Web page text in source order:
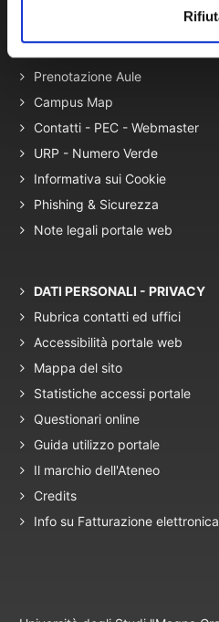
Prenotazione Aule
Campus Map
Contatti - PEC - Webmaster
URP - Numero Verde
Informativa sui Cookie
Phishing & Sicurezza
Note legali portale web
DATI PERSONALI - PRIVACY
Rubrica contatti ed uffici
Accessibilità portale web
Mappa del sito
Statistiche accessi portale
Questionari online
Guida utilizzo portale
Il marchio dell'Ateneo
Credits
Info su Fatturazione elettronica